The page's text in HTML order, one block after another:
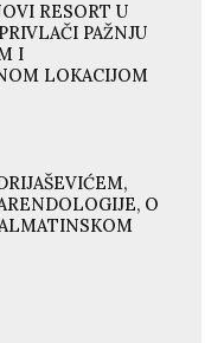
RESORT U
PAŽNJU
I
LOKACIJOM
O